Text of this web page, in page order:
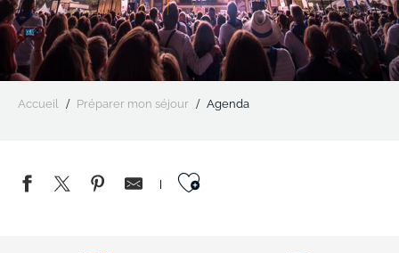
Accueil Préparer mon séjour Agenda
Ajouter aux